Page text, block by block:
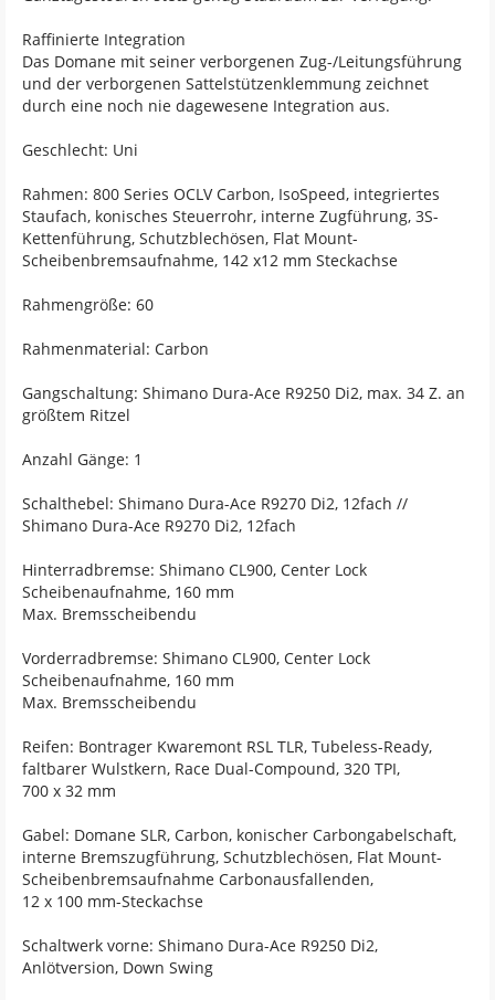
Raffinierte Integration
Das Domane mit seiner verborgenen Zug-/Leitungsführung
und der verborgenen Sattelstützenklemmung zeichnet
durch eine noch nie dagewesene Integration aus.
Geschlecht: Uni
Rahmen: 800 Series OCLV Carbon, IsoSpeed, integriertes
Staufach, konisches Steuerrohr, interne Zugführung, 3S-
Kettenführung, Schutzblechösen, Flat Mount-
Scheibenbremsaufnahme, 142 x12 mm Steckachse
Rahmengröße: 60
Rahmenmaterial: Carbon
Gangschaltung: Shimano Dura-Ace R9250 Di2, max. 34 Z. an
größtem Ritzel
Anzahl Gänge: 1
Schalthebel: Shimano Dura-Ace R9270 Di2, 12fach //
Shimano Dura-Ace R9270 Di2, 12fach
Hinterradbremse: Shimano CL900, Center Lock
Scheibenaufnahme, 160 mm
Max. Bremsscheibendu
Vorderradbremse: Shimano CL900, Center Lock
Scheibenaufnahme, 160 mm
Max. Bremsscheibendu
Reifen: Bontrager Kwaremont RSL TLR, Tubeless-Ready,
faltbarer Wulstkern, Race Dual-Compound, 320 TPI,
700 x 32 mm
Gabel: Domane SLR, Carbon, konischer Carbongabelschaft,
interne Bremszugführung, Schutzblechösen, Flat Mount-
Scheibenbremsaufnahme Carbonausfallenden,
12 x 100 mm-Steckachse
Schaltwerk vorne: Shimano Dura-Ace R9250 Di2,
Anlötversion, Down Swing